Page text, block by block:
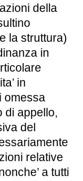
della
la struttura)
in
in
omessa
di appello,
del
relative
a tutti